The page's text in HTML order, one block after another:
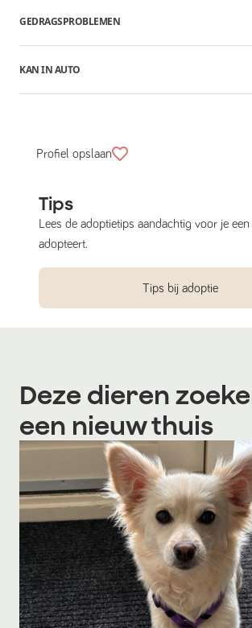
GEDRAGSPROBLEMEN
KAN IN AUTO
Profiel opslaan
Tips
Lees de adoptietips aandachtig voor je
adopteert.
Tips bij adoptie
Deze dieren
een nieuw thuis